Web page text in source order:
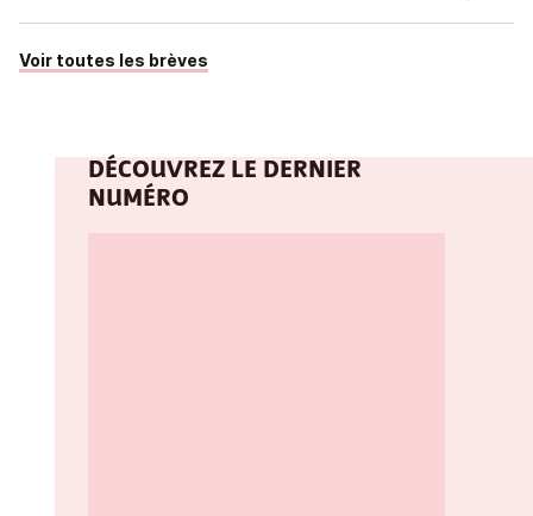
Voir toutes les brèves
DÉCOUVREZ LE DERNIER
NUMÉRO